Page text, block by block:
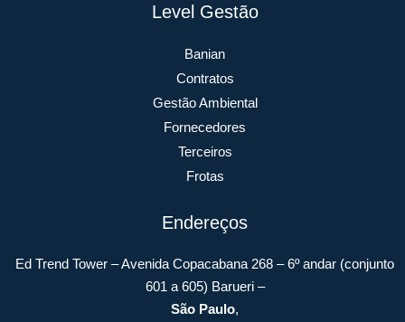
Level Gestão
Banian
Contratos
Gestão Ambiental
Fornecedores
Terceiros
Frotas
Endereços
Ed Trend Tower – Avenida Copacabana 268 – 6º andar (conjunto
601 a 605) Barueri –
São Paulo,